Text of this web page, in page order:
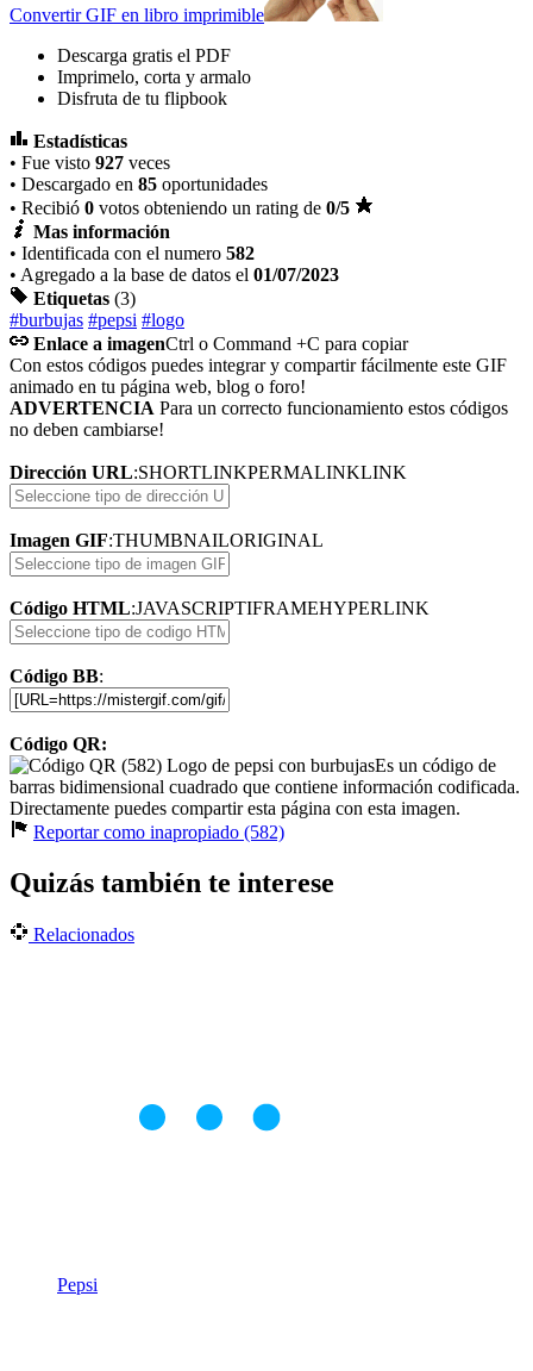
Convertir GIF en libro imprimible
Descarga gratis el PDF
Imprimelo, corta y armalo
Disfruta de tu flipbook
Estadísticas
• Fue visto 927 veces
• Descargado en 85 oportunidades
• Recibió 0 votos obteniendo un rating de 0/5
Mas información
• Identificada con el numero 582
• Agregado a la base de datos el 01/07/2023
Etiquetas (3)
#burbujas #pepsi #logo
Enlace a imagenCtrl o Command +C para copiar
Con estos códigos puedes integrar y compartir fácilmente este GIF
animado en tu página web, blog o foro!
ADVERTENCIA Para un correcto funcionamiento estos códigos
no deben cambiarse!
Dirección URL:SHORTLINKPERMALINKLINK
Imagen GIF:THUMBNAILORIGINAL
Código HTML:JAVASCRIPTIFRAMEHYPERLINK
Código BB:
Código QR:
Es un código de
barras bidimensional cuadrado que contiene información codificada.
Directamente puedes compartir esta página con esta imagen.
Reportar como inapropiado (582)
Quizás también te interese
Relacionados
Pepsi